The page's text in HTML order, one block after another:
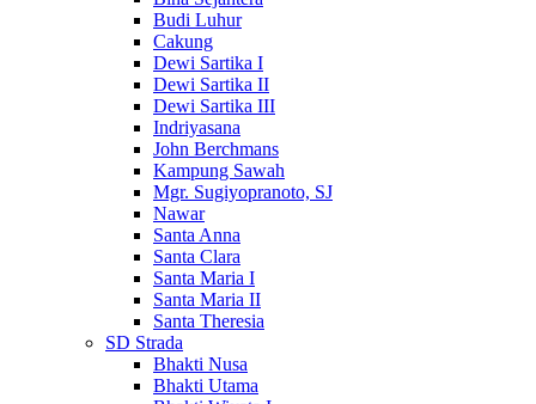
Budi Luhur
Cakung
Dewi Sartika I
Dewi Sartika II
Dewi Sartika III
Indriyasana
John Berchmans
Kampung Sawah
Mgr. Sugiyopranoto, SJ
Nawar
Santa Anna
Santa Clara
Santa Maria I
Santa Maria II
Santa Theresia
SD Strada
Bhakti Nusa
Bhakti Utama